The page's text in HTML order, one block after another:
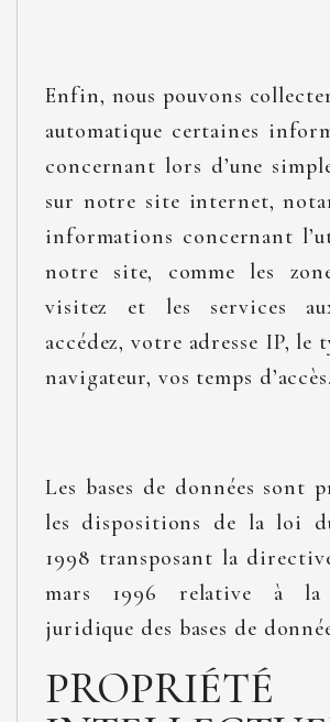
Enfin, nous pouvons
automatique certaines
concernant lors d’une
sur notre site internet,
informations concernant
notre site, comme les
visitez et les services
accédez, votre adresse IP, le
navigateur, vos temps d’accès.
Les bases de données sont
les dispositions de la loi
1998 transposant la
mars 1996 relative à la
juridique des bases de
PROPRIÉTÉ